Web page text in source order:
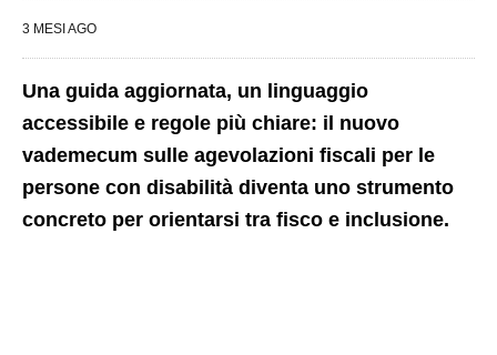
3 MESI AGO
Una guida aggiornata, un linguaggio
accessibile e regole più chiare: il nuovo
vademecum sulle agevolazioni fiscali per le
persone con disabilità diventa uno strumento
concreto per orientarsi tra fisco e inclusione.